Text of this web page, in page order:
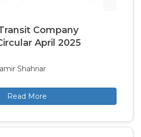
Company
April 2025
Shahriar
Read More